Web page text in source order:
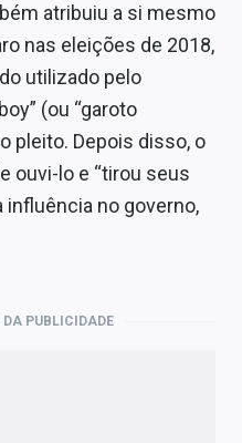
atribuiu a si mesmo
nas eleições de 2018,
utilizado pelo
(ou “garoto
pleito. Depois disso, o
ouvi-lo e “tirou seus
influência no governo,
PUBLICIDADE